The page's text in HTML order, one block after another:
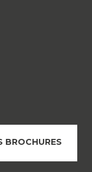
BROCHURES